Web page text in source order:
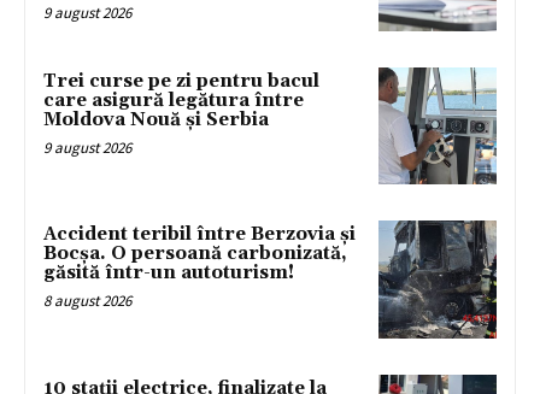
9 august 2026
Trei curse pe zi pentru bacul
care asigură legătura între
Moldova Nouă și Serbia
9 august 2026
Accident teribil între Berzovia și
Bocșa. O persoană carbonizată,
găsită într-un autoturism!
8 august 2026
10 stații electrice, finalizate la